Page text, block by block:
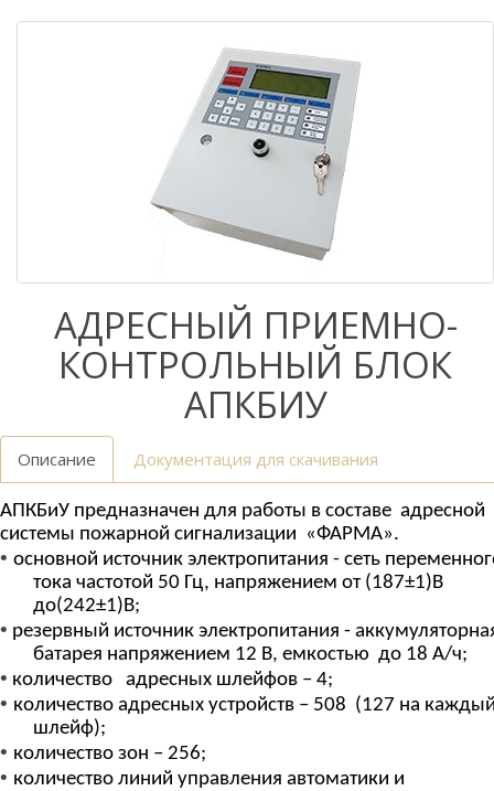
АДРЕСНЫЙ ПРИЕМНО-
КОНТРОЛЬНЫЙ БЛОК
АПКБИУ
Описание Документация для скачивания
АПКБиУ предназначен для работы в составе адресной
системы пожарной сигнализации «ФАРМА».
• основной источник электропитания - сеть
тока частотой 50 Гц, напряжением от (187±1)В
до(242±1)В;
• резервный источник электропитания -
батарея напряжением 12 В, емкостью до 18 А/ч;
• количество адресных шлейфов – 4;
• количество адресных устройств – 508 (127 на
шлейф);
• количество зон – 256;
• количество линий управления автоматики и